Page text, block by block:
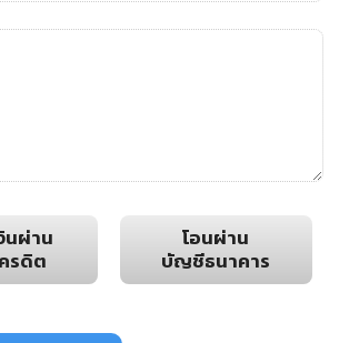
นผ่าน
รดิต
โอนผ่าน
บัญชีธนาคาร